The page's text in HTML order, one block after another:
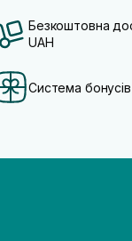
Безкоштовна
UAH
Система